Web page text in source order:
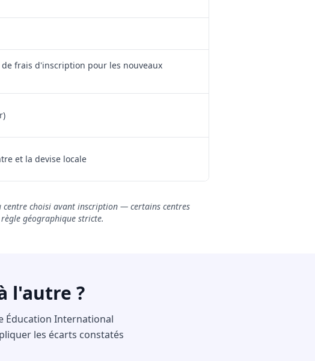
de frais d'inscription pour les nouveaux
et la devise locale
centre choisi avant inscription — certains centres
géographique stricte.
l'autre ?
Éducation International
les écarts constatés